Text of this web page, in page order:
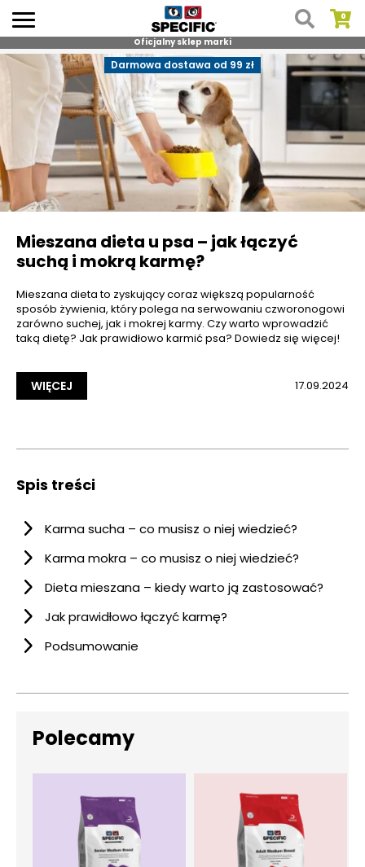
Skip
to
content
Oficjalny sklep marki
Darmowa dostawa od 99 zł
Mieszana dieta u psa – jak łączyć
suchą i mokrą karmę?
Mieszana dieta to zyskujący coraz większą popularność
sposób żywienia, który polega na serwowaniu czworonogowi
zarówno suchej, jak i mokrej karmy. Czy warto wprowadzić
taką dietę? Jak prawidłowo karmić psa? Dowiedz się więcej!
WIĘCEJ 17.09.2024
Spis treści
Karma sucha – co musisz o niej wiedzieć?
Karma mokra – co musisz o niej wiedzieć?
Dieta mieszana – kiedy warto ją zastosować?
Jak prawidłowo łączyć karmę?
Podsumowanie
Polecamy